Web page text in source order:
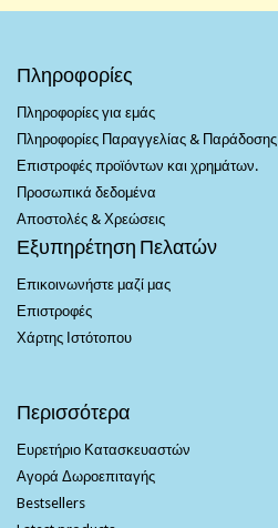
Πληροφορίες
Πληροφορίες για εμάς
Πληροφορίες Παραγγελίας & Παράδοσης
Επιστροφές προϊόντων και χρημάτων.
Προσωπικά δεδομένα
Αποστολές & Χρεώσεις
Εξυπηρέτηση Πελατών
Επικοινωνήστε μαζί μας
Επιστροφές
Χάρτης Ιστότοπου
Περισσότερα
Ευρετήριο Κατασκευαστών
Αγορά Δωροεπιταγής
Bestsellers